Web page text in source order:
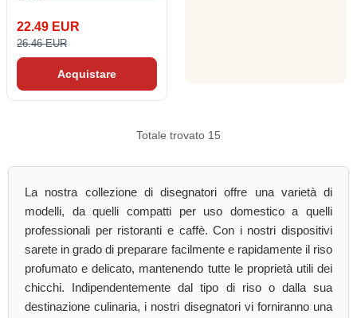
22.49 EUR
26.46 EUR
Acquistare
Totale trovato 15
La nostra collezione di disegnatori offre una varietà di
modelli, da quelli compatti per uso domestico a quelli
professionali per ristoranti e caffè. Con i nostri dispositivi
sarete in grado di preparare facilmente e rapidamente il riso
profumato e delicato, mantenendo tutte le proprietà utili dei
chicchi. Indipendentemente dal tipo di riso o dalla sua
destinazione culinaria, i nostri disegnatori vi forniranno una